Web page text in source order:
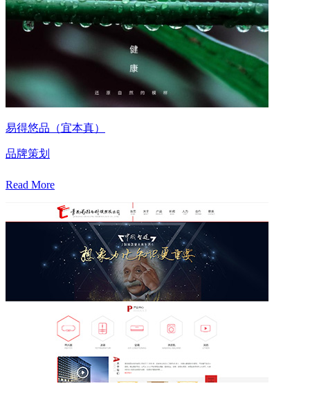
易得悠品（宜本真）
品牌策划
Read More